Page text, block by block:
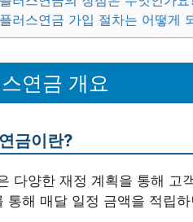
러스연금 가입 절차는 어떻게
연금 개요
금이란?
다양한 재정 계획을 통해 고
통해 매달 일정 금액을 적립